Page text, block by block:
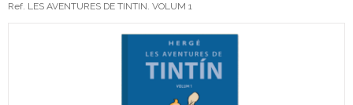
Ref. LES AVENTURES DE TINTIN. VOLUM 1